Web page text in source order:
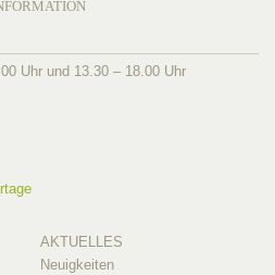
Uhr und 13.30 – 18.00 Uhr
AKTUELLES
Neuigkeiten